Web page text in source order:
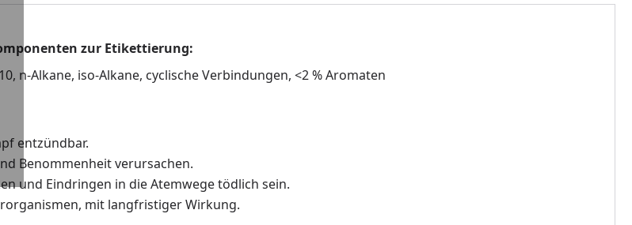
zur Etikettierung:
n-Alkane, iso-Alkane, cyclische Verbindungen, <2 % Aromaten
entzündbar.
Benommenheit verursachen.
und Eindringen in die Atemwege tödlich sein.
mit langfristiger Wirkung.